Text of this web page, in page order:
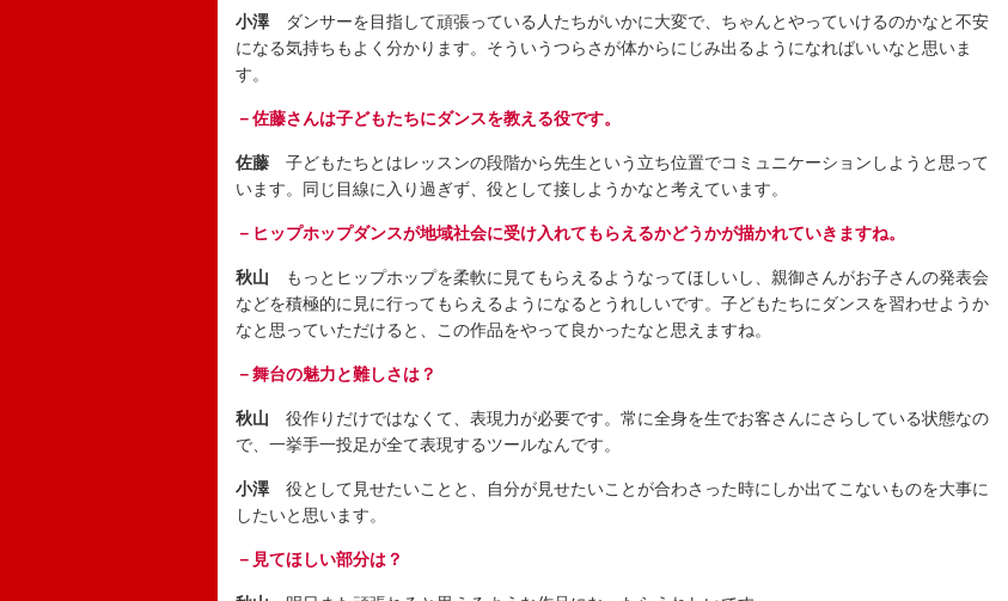
小澤ダンサーを目指して頑張っている人たちがいかに大変で、ちゃんとやっていけるのかなと不安
になる気持ちもよく分かります。そういうつらさが体からにじみ出るようになればいいなと思いま
す。
－佐藤さんは子どもたちにダンスを教える役です。
佐藤 子どもたちとはレッスンの段階から先生という立ち位置でコミュニケーションしようと思って
います。同じ目線に入り過ぎず、役として接しようかなと考えています。
－ヒップホップダンスが地域社会に受け入れてもらえるかどうかが描かれていきますね。
秋山 もっとヒップホップを柔軟に見てもらえるようなってほしいし、親御さんがお子さんの発表会
などを積極的に見に行ってもらえるようになるとうれしいです。子どもたちにダンスを習わせようか
なと思っていただけると、この作品をやって良かったなと思えますね。
－舞台の魅力と難しさは？
秋山 役作りだけではなくて、表現力が必要です。常に全身を生でお客さんにさらしている状態なの
で、一挙手一投足が全て表現するツールなんです。
小澤役として見せたいことと、自分が見せたいことが合わさった時にしか出てこないものを大事に
したいと思います。
－見てほしい部分は？